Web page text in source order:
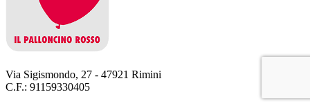
Via Sigismondo, 27 - 47921 Rimini
C.F.: 91159330405